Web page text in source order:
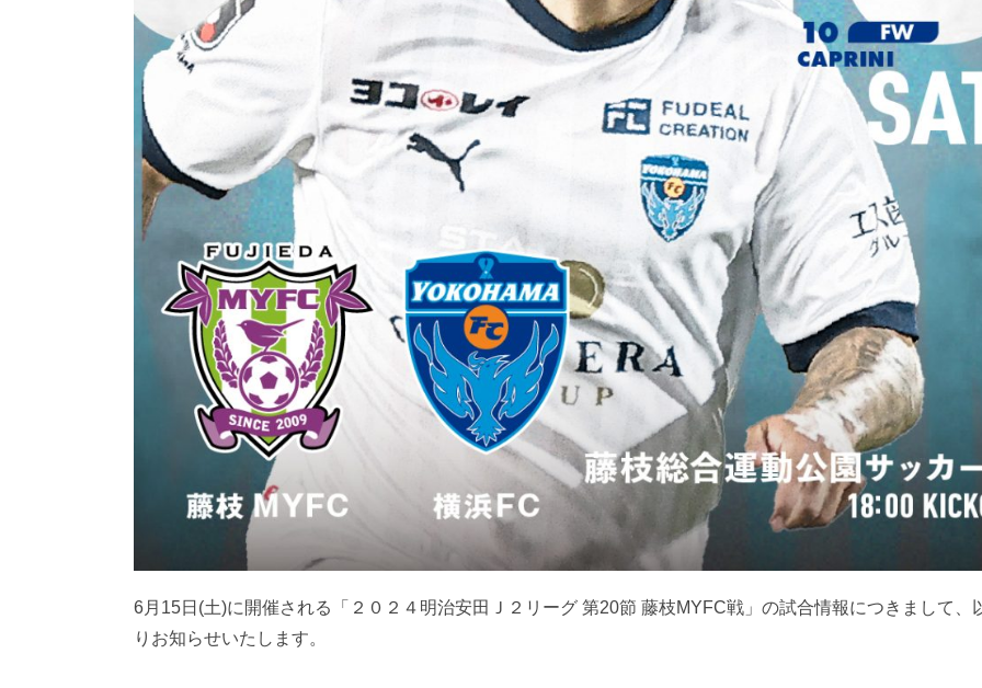
6月15日(土)に開催される「２０２４明治安田Ｊ２リーグ 第20節 藤枝MYFC戦」の試合情報につきまして、
りお知らせいたします。